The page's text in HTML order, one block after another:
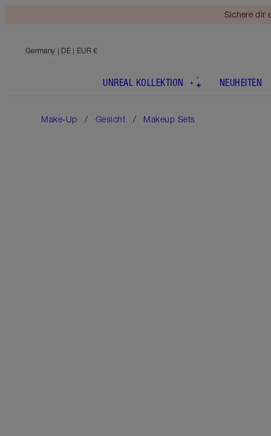
Sichere dir
Germany | DE | EUR €
UNREAL KOLLEKTION NEUHEITEN
Make-Up Gesicht Makeup Sets